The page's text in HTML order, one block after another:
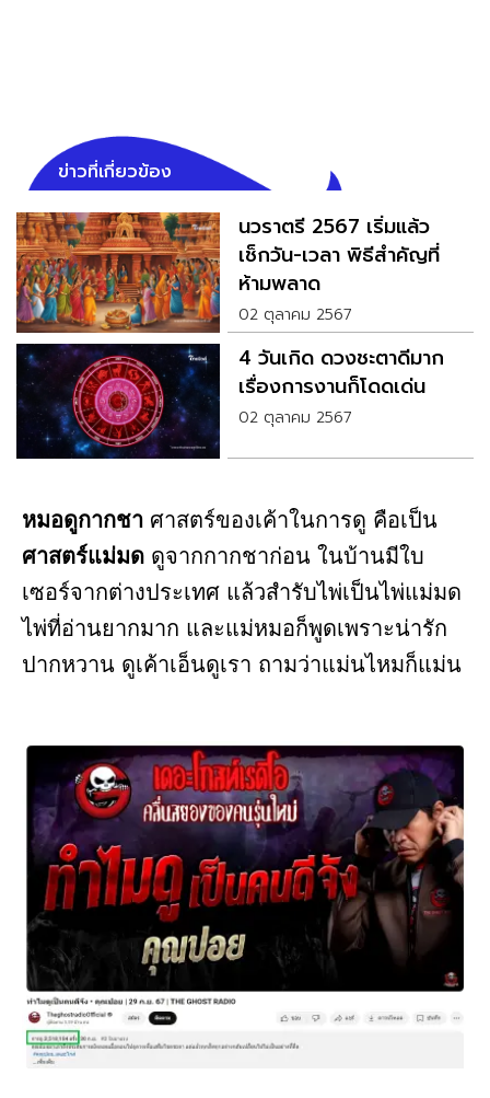
ข่าวที่เกี่ยวข้อง
นวราตรี 2567 เริ่มแล้ว
เช็กวัน-เวลา พิธีสำคัญที่
ห้ามพลาด
02 ตุลาคม 2567
4 วันเกิด ดวงชะตาดีมาก
เรื่องการงานก็โดดเด่น
02 ตุลาคม 2567
หมอดูกากชา ศาสตร์ของเค้าในการดู คือเป็น
ศาสตร์แม่มด ดูจากกากชาก่อน ในบ้านมีใบ
เซอร์จากต่างประเทศ แล้วสำรับไพ่เป็นไพ่แม่มด
ไพ่ที่อ่านยากมาก และแม่หมอก็พูดเพราะน่ารัก
ปากหวาน ดูเค้าเอ็นดูเรา ถามว่าแม่นไหมก็แม่น